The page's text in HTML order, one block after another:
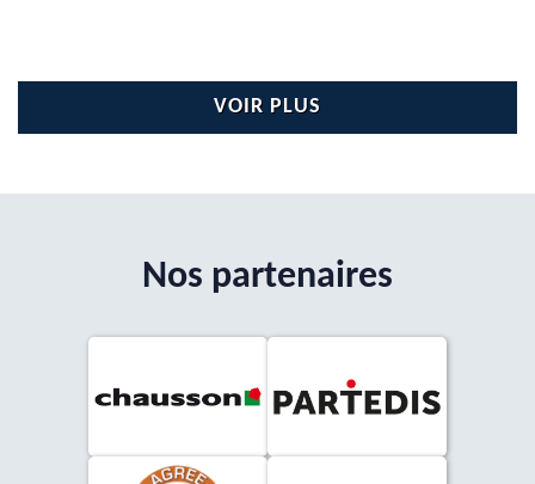
VOIR PLUS
Nos partenaires